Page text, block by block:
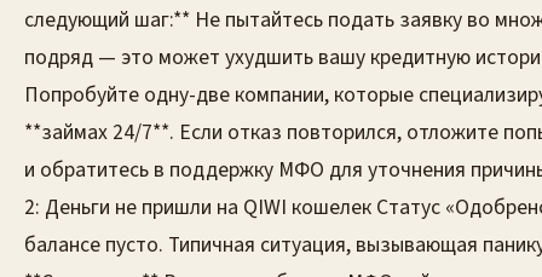
следующий шаг:** Не пытайтесь подать заявку во
подряд — это может ухудшить вашу кредитную
Попробуйте одну-две компании, которые
**займах 24/7**. Если отказ повторился, отложите
и обратитесь в поддержку МФО для уточнения
2: Деньги не пришли на QIWI кошелек Статус
балансе пусто. Типичная ситуация, вызывающая